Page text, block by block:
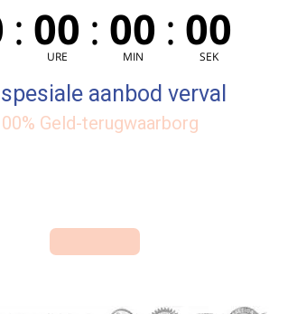
: 00
URE
: 00
MIN
: 00
SEK
aanbod verval
Geld-terugwaarborg